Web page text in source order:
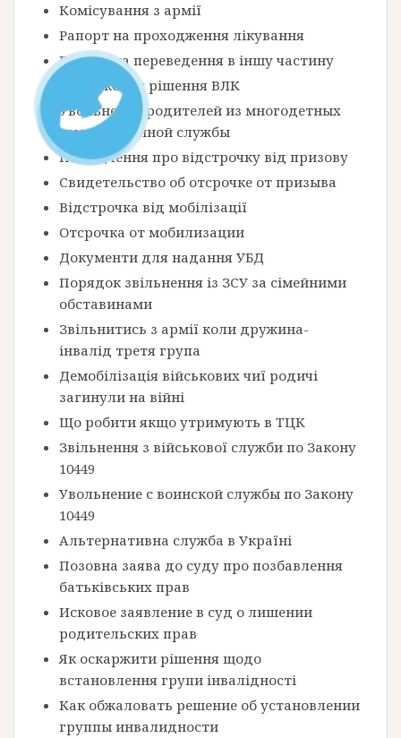
Комісування з армії
Рапорт на проходження лікування
Рапорт на переведення в іншу частину
Оскарження рішення ВЛК
Увольнение родителей из многодетных
семей с военной службы
Посвідчення про відстрочку від призову
Свидетельство об отсрочке от призыва
Відстрочка від мобілізації
Отсрочка от мобилизации
Документи для надання УБД
Порядок звільнення із ЗСУ за сімейними
обставинами
Звільнитись з армії коли дружина-
інвалід третя група
Демобілізація військових чиї родичі
загинули на війні
Що робити якщо утримують в ТЦК
Звільнення з військової служби по Закону
10449
Увольнение с воинской службы по Закону
10449
Альтернативна служба в Україні
Позовна заява до суду про позбавлення
батьківських прав
Исковое заявление в суд о лишении
родительских прав
Як оскаржити рішення щодо
встановлення групи інвалідності
Как обжаловать решение об установлении
группы инвалидности